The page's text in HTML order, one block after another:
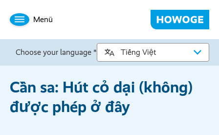
Menü
Choose your language *
Cần sa: Hút cỏ dại (không)
được phép ở đây